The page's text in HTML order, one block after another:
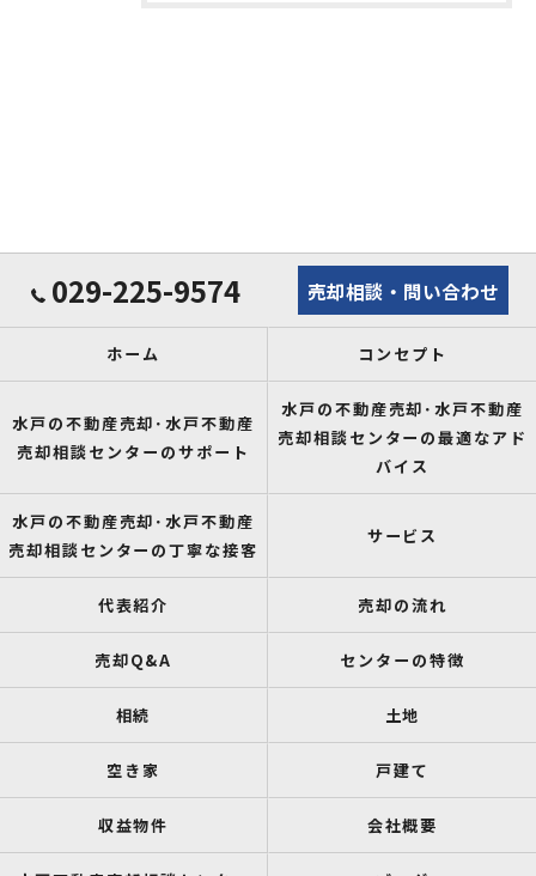
029-225-9574 売却相談・問い合わせ
ホーム コンセプト
水戸の不動産売却･水戸不動産
売却相談センターのサポート
水戸の不動産売却･水戸不動産
売却相談センターの最適なアド
バイス
水戸の不動産売却･水戸不動産
売却相談センターの丁寧な接客
サービス
代表紹介 売却の流れ
売却Q&A センターの特徴
相続 土地
空き家 戸建て
収益物件 会社概要